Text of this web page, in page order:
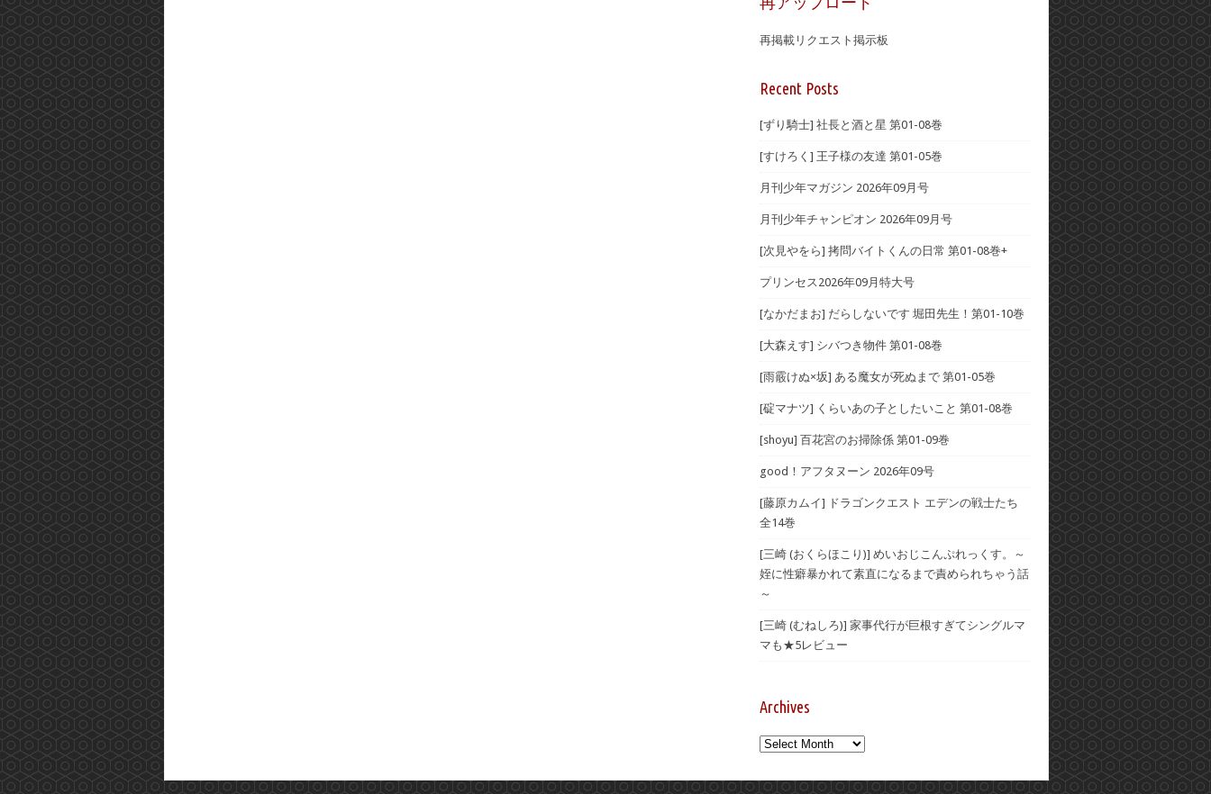
再掲載リクエスト掲示板
Recent Posts
[ずり騎士] 社長と酒と星 第01-08巻
[すけろく] 王子様の友達 第01-05巻
月刊少年マガジン 2026年09月号
月刊少年チャンピオン 2026年09月号
[次見やをら] 拷問バイトくんの日常 第01-08巻+
プリンセス2026年09月特大号
[なかだまお] だらしないです 堀田先生！第01-10巻
[大森えす] シバつき物件 第01-08巻
[雨霰けぬ×坂] ある魔女が死ぬまで 第01-05巻
[碇マナツ] くらいあの子としたいこと 第01-08巻
[shoyu] 百花宮のお掃除係 第01-09巻
good！アフタヌーン 2026年09号
[藤原カムイ] ドラゴンクエスト エデンの戦士たち
全14巻
[三崎 (おくらほこり)] めいおじこんぷれっくす。～
姪に性癖暴かれて素直になるまで責められちゃう話
～
[三崎 (むねしろ)] 家事代行が巨根すぎてシングルマ
マも★5レビュー
Archives
Archives